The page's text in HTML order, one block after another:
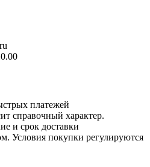
справочный характер.
и срок доставки
Условия покупки регулируются